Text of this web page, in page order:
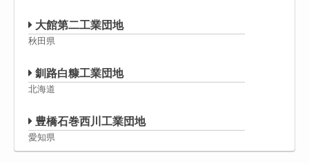
大館第二工業団地
秋田県
釧路白糠工業団地
北海道
豊橋石巻西川工業団地
愛知県